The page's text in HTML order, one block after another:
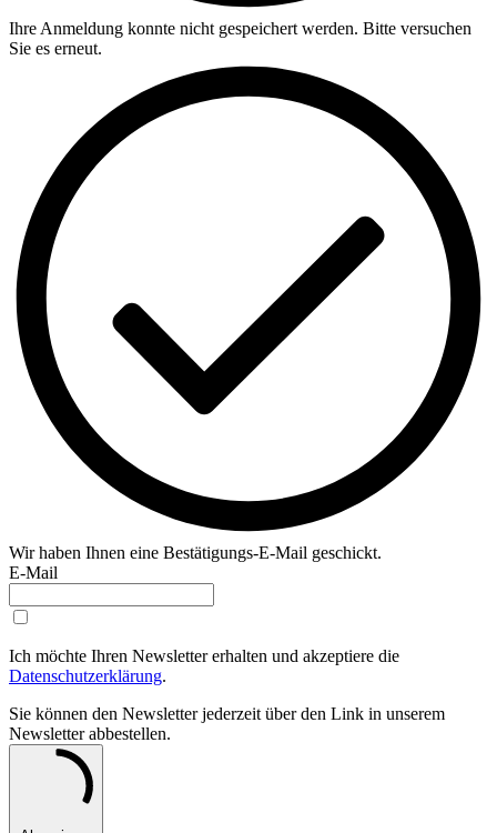
Ihre Anmeldung konnte nicht gespeichert werden. Bitte versuchen
Sie es erneut.
Wir haben Ihnen eine Bestätigungs-E-Mail geschickt.
E-Mail
Ich möchte Ihren Newsletter erhalten und akzeptiere die
Datenschutzerklärung.
Sie können den Newsletter jederzeit über den Link in unserem
Newsletter abbestellen.